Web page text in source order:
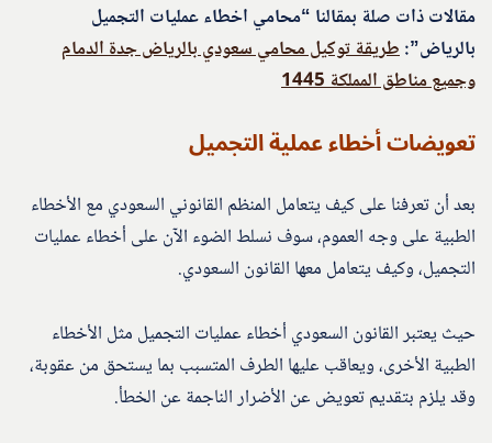
مقالات ذات صلة بمقالنا “محامي اخطاء عمليات التجميل
بالرياض”:طريقة توكيل محامي سعودي بالرياض جدة الدمام
وجميع مناطق المملكة 1445
تعويضات أخطاء عملية التجميل
بعد أن تعرفنا على كيف يتعامل المنظم القانوني السعودي مع الأخطاء
الطبية على وجه العموم، سوف نسلط الضوء الآن على أخطاء عمليات
التجميل، وكيف يتعامل معها القانون السعودي.
حيث يعتبر القانون السعودي أخطاء عمليات التجميل مثل الأخطاء
الطبية الأخرى، ويعاقب عليها الطرف المتسبب بما يستحق من عقوبة،
وقد يلزم بتقديم تعويض عن الأضرار الناجمة عن الخطأ.